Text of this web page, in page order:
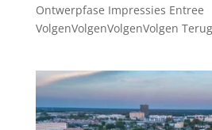
Ontwerpfase Impressies Entree
VolgenVolgenVolgenVolgen